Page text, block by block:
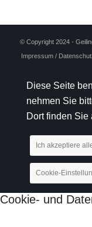
© Copyright 2024 -
Impressum /
Diese Seite
nehmen Sie
Dort finden Sie
Ich akzeptiere
Cookie-
Cookie- und